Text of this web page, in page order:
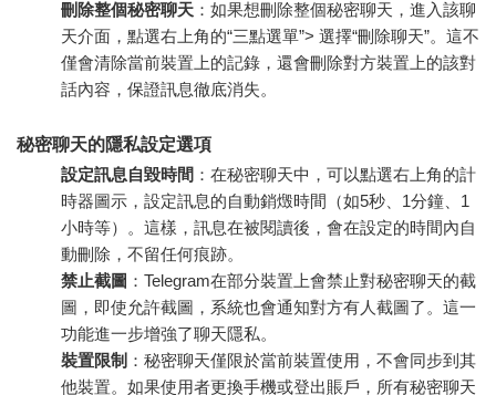
刪除整個秘密聊天 ：如果想刪除整個秘密聊天，進入該聊
天介面，點選右上角的“三點選單”> 選擇“刪除聊天”。這不
僅會清除當前裝置上的記錄，還會刪除對方裝置上的該對
話內容，保證訊息徹底消失。
秘密聊天的隱私設定選項
設定訊息自毀時間 ：在秘密聊天中，可以點選右上角的計
時器圖示，設定訊息的自動銷燬時間（如5秒、1分鐘、1
小時等）。這樣，訊息在被閱讀後，會在設定的時間內自
動刪除，不留任何痕跡。
禁止截圖 ：Telegram在部分裝置上會禁止對秘密聊天的截
圖，即使允許截圖，系統也會通知對方有人截圖了。這一
功能進一步增強了聊天隱私。
裝置限制 ：秘密聊天僅限於當前裝置使用，不會同步到其
他裝置。如果使用者更換手機或登出賬戶，所有秘密聊天